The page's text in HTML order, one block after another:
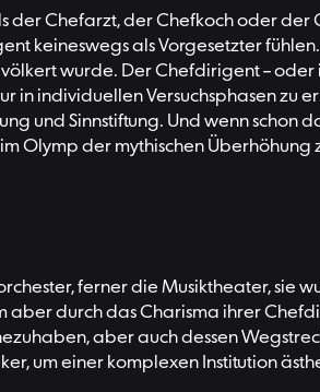
der Chefarzt, der Chefkoch oder
keineswegs als Vorgesetzter
wurde. Der Chefdirigent –
in individuellen Versuchsphasen
und Sinnstiftung. Und wenn schon
Olymp der mythischen Überhöhung
ferner die Musiktheater, sie
durch das Charisma ihrer
aber auch dessen
um einer komplexen Institution